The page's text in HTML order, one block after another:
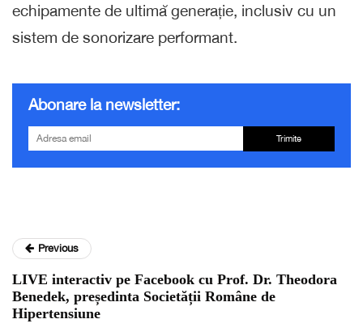
echipamente de ultimă generație, inclusiv cu un
sistem de sonorizare performant.
Abonare la newsletter:
Trimite
Previous
LIVE interactiv pe Facebook cu Prof. Dr. Theodora
Benedek, președinta Societății Române de
Hipertensiune